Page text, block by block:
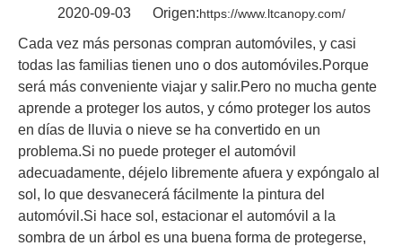
2020-09-03 Origen:https://www.ltcanopy.com/
Cada vez más personas compran automóviles, y casi
todas las familias tienen uno o dos automóviles.Porque
será más conveniente viajar y salir.Pero no mucha gente
aprende a proteger los autos, y cómo proteger los autos
en días de lluvia o nieve se ha convertido en un
problema.Si no puede proteger el automóvil
adecuadamente, déjelo libremente afuera y expóngalo al
sol, lo que desvanecerá fácilmente la pintura del
automóvil.Si hace sol, estacionar el automóvil a la
sombra de un árbol es una buena forma de protegerse,